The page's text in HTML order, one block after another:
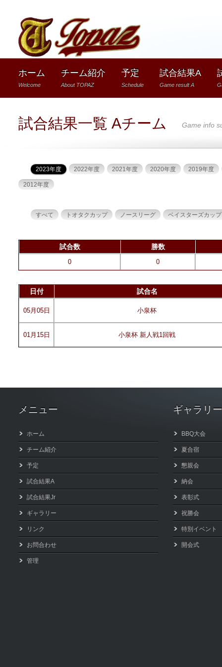
ホーム
Welcome
チーム紹介
About TOPAZ
予定
Schedule
試合結果A
Game result A
試合結果一覧 Aチーム Game info
2023年度 2022年度 2021年度 2020年度 2019年度
2012年度
すべて トオタクカップ ノースリーグ ベイスターズカップ
試合数 勝数
0 0
日付 試合名
05月05日 小泉杯
01月15日 小泉杯 新人戦1回戦
メニュー
ホーム
チーム紹介
予定
試合結果A
試合結果Jr
ギャラリー
リンク
お問合わせ
管理
ギャラリー
BBQ大会
夏合宿
懇親会
納会
表彰式
祝勝会
特別イベント
開会式